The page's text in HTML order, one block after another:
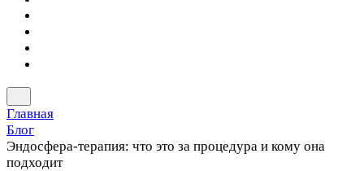
Главная
Блог
Эндосфера-терапия: что это за процедура и кому она
подходит